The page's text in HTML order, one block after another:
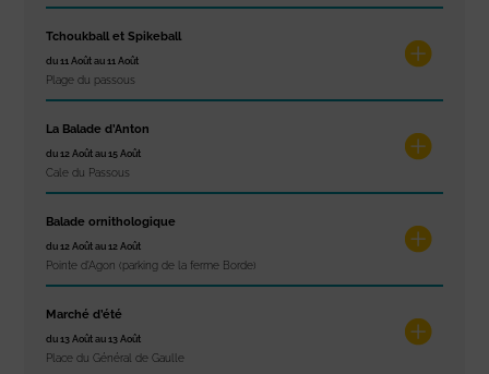
Tchoukball et Spikeball
du 11 Août au 11 Août
Plage du passous
La Balade d’Anton
du 12 Août au 15 Août
Cale du Passous
Balade ornithologique
du 12 Août au 12 Août
Pointe d'Agon (parking de la ferme Borde)
Marché d’été
du 13 Août au 13 Août
Place du Général de Gaulle